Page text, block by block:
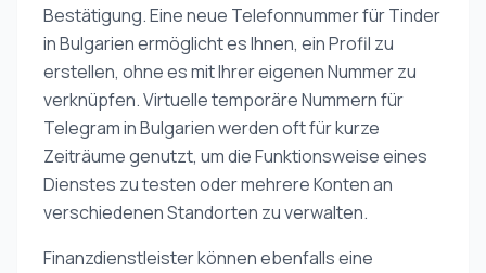
Bestätigung. Eine neue Telefonnummer für Tinder
in Bulgarien ermöglicht es Ihnen, ein Profil zu
erstellen, ohne es mit Ihrer eigenen Nummer zu
verknüpfen. Virtuelle temporäre Nummern für
Telegram in Bulgarien werden oft für kurze
Zeiträume genutzt, um die Funktionsweise eines
Dienstes zu testen oder mehrere Konten an
verschiedenen Standorten zu verwalten.
Finanzdienstleister können ebenfalls eine